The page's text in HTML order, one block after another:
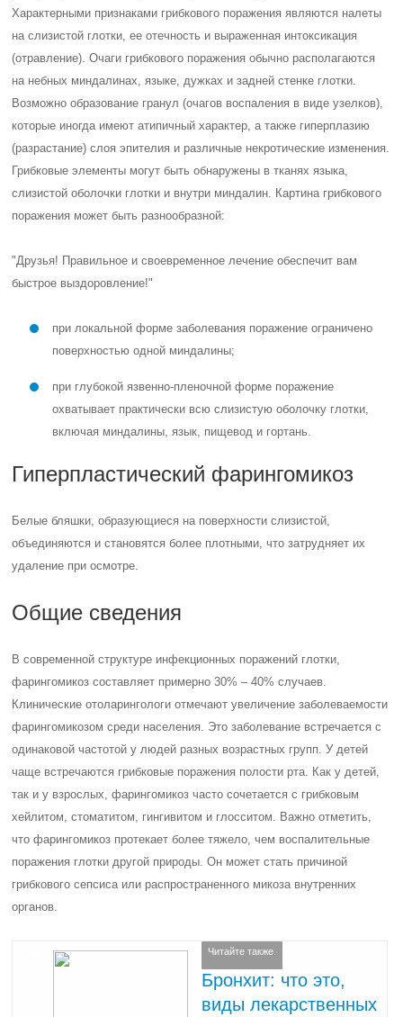
Характерными признаками грибкового поражения являются налеты
на слизистой глотки, ее отечность и выраженная интоксикация
(отравление). Очаги грибкового поражения обычно располагаются
на небных миндалинах, языке, дужках и задней стенке глотки.
Возможно образование гранул (очагов воспаления в виде узелков),
которые иногда имеют атипичный характер, а также гиперплазию
(разрастание) слоя эпителия и различные некротические изменения.
Грибковые элементы могут быть обнаружены в тканях языка,
слизистой оболочки глотки и внутри миндалин. Картина грибкового
поражения может быть разнообразной:
"Друзья! Правильное и своевременное лечение обеспечит вам
быстрое выздоровление!"
при локальной форме заболевания поражение ограничено
поверхностью одной миндалины;
при глубокой язвенно-пленочной форме поражение
охватывает практически всю слизистую оболочку глотки,
включая миндалины, язык, пищевод и гортань.
Гиперпластический фарингомикоз
Белые бляшки, образующиеся на поверхности слизистой,
объединяются и становятся более плотными, что затрудняет их
удаление при осмотре.
Общие сведения
В современной структуре инфекционных поражений глотки,
фарингомикоз составляет примерно 30% – 40% случаев.
Клинические отоларингологи отмечают увеличение заболеваемости
фарингомикозом среди населения. Это заболевание встречается с
одинаковой частотой у людей разных возрастных групп. У детей
чаще встречаются грибковые поражения полости рта. Как у детей,
так и у взрослых, фарингомикоз часто сочетается с грибковым
хейлитом, стоматитом, гингивитом и глосситом. Важно отметить,
что фарингомикоз протекает более тяжело, чем воспалительные
поражения глотки другой природы. Он может стать причиной
грибкового сепсиса или распространенного микоза внутренних
органов.
Читайте также:
Бронхит: что это,
виды лекарственных